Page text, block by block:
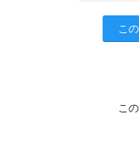
こ
こ